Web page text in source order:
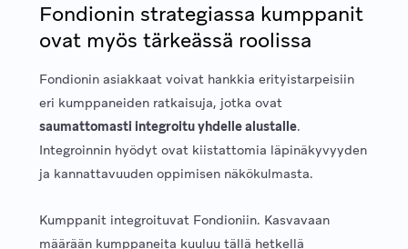
Fondionin strategiassa kumppanit
ovat myös tärkeässä roolissa
Fondionin asiakkaat voivat hankkia erityistarpeisiin
eri kumppaneiden ratkaisuja, jotka ovat
saumattomasti integroitu yhdelle alustalle.
Integroinnin hyödyt ovat kiistattomia läpinäkyvyyden
ja kannattavuuden oppimisen näkökulmasta.
Kumppanit integroituvat Fondioniin. Kasvavaan
määrään kumppaneita kuuluu tällä hetkellä